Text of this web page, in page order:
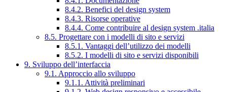
8.4.2. Benefici del design system
8.4.3. Risorse operative
8.4.4. Come contribuire al design system .italia
8.5. Progettare con i modelli di sito e servizi
8.5.1. Vantaggi dell’utilizzo dei modelli
8.5.2. I modelli di sito e servizi disponibili
9. Sviluppo dell’interfaccia
9.1. Approccio allo sviluppo
9.1.1. Attività preliminari